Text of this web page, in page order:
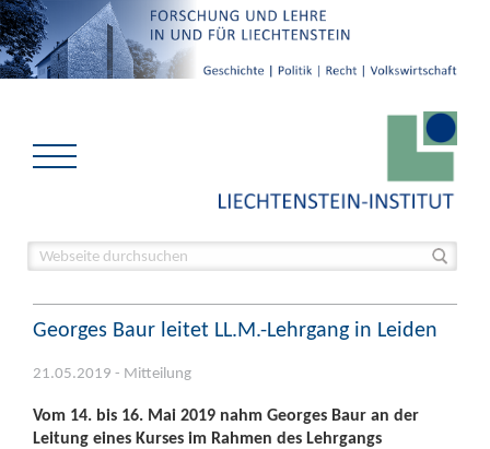
Georges Baur leitet LL.M.-Lehrgang in Leiden
21.05.2019 - Mitteilung
Vom 14. bis 16. Mai 2019 nahm Georges Baur an der
Leitung eines Kurses im Rahmen des Lehrgangs